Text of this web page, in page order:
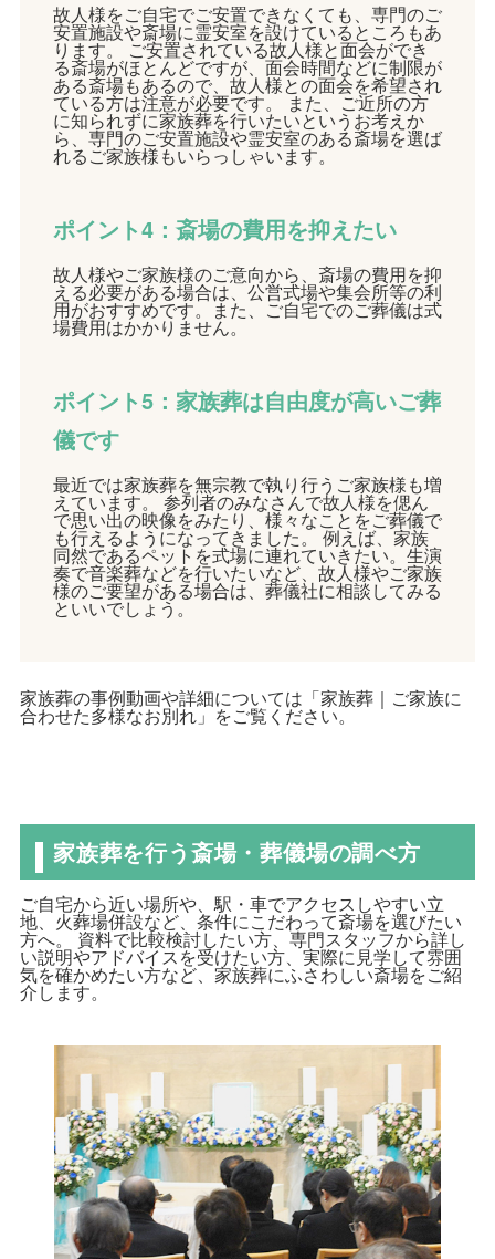
故人様をご自宅でご安置できなくても、専門のご
安置施設や斎場に霊安室を設けているところもあ
ります。 ご安置されている故人様と面会ができ
る斎場がほとんどですが、面会時間などに制限が
ある斎場もあるので、故人様との面会を希望され
ている方は注意が必要です。 また、ご近所の方
に知られずに家族葬を行いたいというお考えか
ら、専門のご安置施設や霊安室のある斎場を選ば
れるご家族様もいらっしゃいます。
ポイント4：斎場の費用を抑えたい
故人様やご家族様のご意向から、斎場の費用を抑
える必要がある場合は、公営式場や集会所等の利
用がおすすめです。また、ご自宅でのご葬儀は式
場費用はかかりません。
ポイント5：家族葬は自由度が高いご葬
儀です
最近では家族葬を無宗教で執り行うご家族様も増
えています。 参列者のみなさんで故人様を偲ん
で思い出の映像をみたり、様々なことをご葬儀で
も行えるようになってきました。 例えば、家族
同然であるペットを式場に連れていきたい。生演
奏で音楽葬などを行いたいなど、故人様やご家族
様のご要望がある場合は、葬儀社に相談してみる
といいでしょう。
家族葬の事例動画や詳細については「家族葬｜ご家族に
合わせた多様なお別れ」をご覧ください。
家族葬を行う斎場・葬儀場の調べ方
ご自宅から近い場所や、駅・車でアクセスしやすい立
地、火葬場併設など、条件にこだわって斎場を選びたい
方へ。 資料で比較検討したい方、専門スタッフから詳し
い説明やアドバイスを受けたい方、実際に見学して雰囲
気を確かめたい方など、家族葬にふさわしい斎場をご紹
介します。